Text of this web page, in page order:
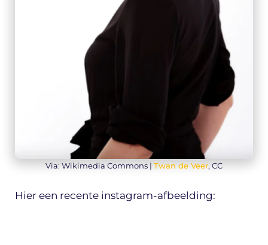
Via: Wikimedia Commons | Twan de Veer, CC
Hier een recente instagram-afbeelding: